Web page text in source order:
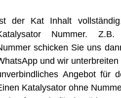
der Kat Inhalt
Nummer. Z.B.
schicken Sie uns
und wir
Angebot für
Katalysator ohne